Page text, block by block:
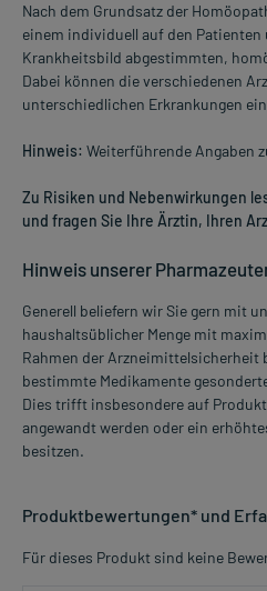
Nach dem Grundsatz der
einem individuell auf den Patienten
Krankheitsbild abgestimmten,
Dabei können die verschiedenen
unterschiedlichen Erkrankungen
Hinweis: Weiterführende Angaben
Zu Risiken und Nebenwirkungen
und fragen Sie Ihre Ärztin, Ihren
Hinweis unserer
Generell beliefern wir Sie gern mit
haushaltsüblicher Menge mit
Rahmen der Arzneimittelsicherheit
bestimmte Medikamente
Dies trifft insbesondere auf
angewandt werden oder ein
besitzen.
Produktbewertungen* und
Für dieses Produkt sind keine